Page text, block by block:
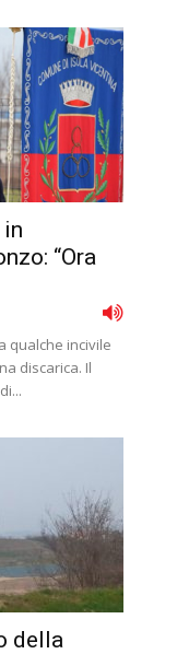
“Ora
qualche incivile
discarica. Il
della